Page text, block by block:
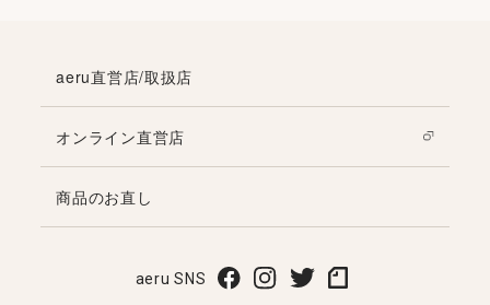
aeru直営店/取扱店
オンライン直営店
商品のお直し
aeru SNS